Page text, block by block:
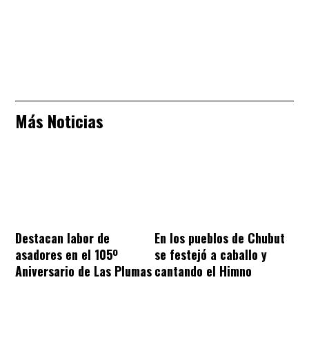
Más Noticias
Destacan labor de
asadores en el 105º
Aniversario de Las Plumas
En los pueblos de Chubut
se festejó a caballo y
cantando el Himno